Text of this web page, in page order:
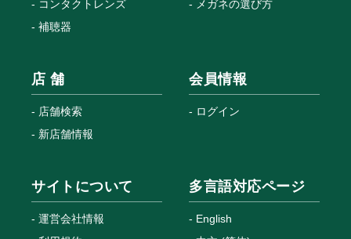
コンタクトレンズ
補聴器
メガネの選び方
店 舗
店舗検索
新店舗情報
会員情報
ログイン
サイトについて
運営会社情報
多言語対応ページ
English